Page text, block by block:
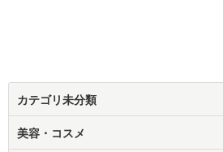
カテゴリ未分類
美容・コスメ